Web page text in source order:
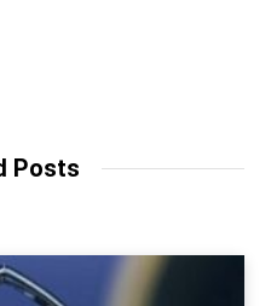
Posts